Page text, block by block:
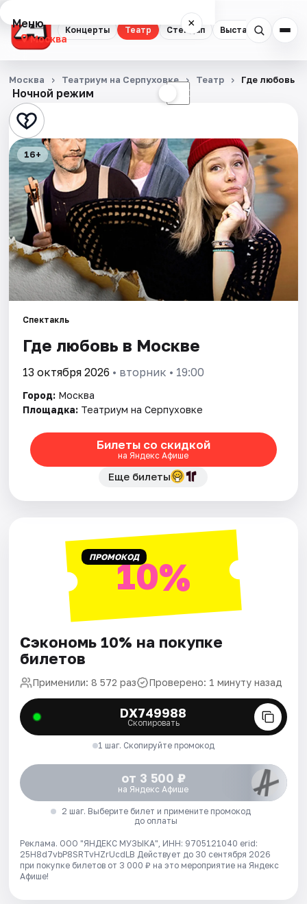
Концерты Театр Стендап Выставки
Меню ×
Москва
Концерты
Театр
Стендап
Выставки
Квесты
Экскурсии
Спорт
События
Города
Площадки
Артисты
Рейтинги
Ночной режим ☾
Москва Театриум на Серпуховке Театр Где любовь
16+
Спектакль
Где любовь в Москве
13 октября 2026 • вторник • 19:00
Город: Москва
Площадка: Театриум на Серпуховке
Билеты со скидкой
на Яндекс Афише
Еще билеты
ПРОМОКОД10%
Сэкономь 10% на покупке
билетов
Применили: 8 572 раз Проверено: 1 минуту назад
DX749988
Скопировать
1 шаг. Скопируйте промокод
от 3 500 ₽
на Яндекс Афише
2 шаг. Выберите билет и примените промокод
до оплаты
Реклама. ООО "ЯНДЕКС МУЗЫКА", ИНН: 9705121040 erid:
25H8d7vbP8SRTvHZrUcdLB Действует до 30 сентября 2026
при покупке билетов от 3 000 ₽ на это мероприятие на Яндекс
Афише!